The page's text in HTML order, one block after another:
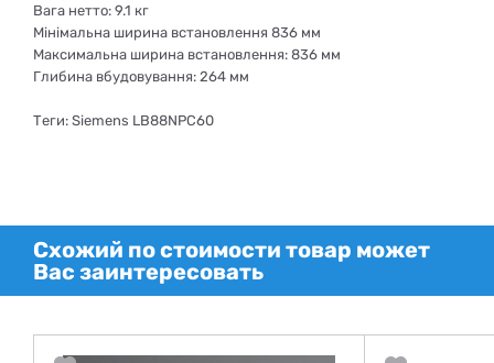
Вага нетто: 9.1 кг
Мінімальна ширина встановлення 836 мм
Максимальна ширина встановлення: 836 мм
Глибина вбудовування: 264 мм
Теги: Siemens LB88NPC60
Схожий по стоимости товар может
Вас заинтересовать